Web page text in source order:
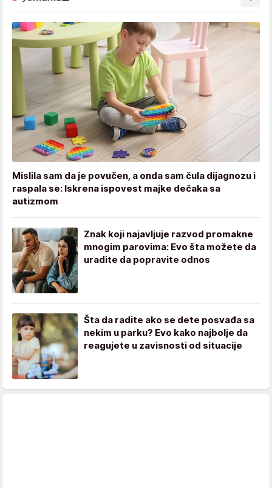
Mislila sam da je povučen, a onda sam čula dijagnozu i
raspala se: Iskrena ispovest majke dečaka sa
autizmom
Znak koji najavljuje razvod promakne
mnogim parovima: Evo šta možete da
uradite da popravite odnos
Šta da radite ako se dete posvađa sa
nekim u parku? Evo kako najbolje da
reagujete u zavisnosti od situacije